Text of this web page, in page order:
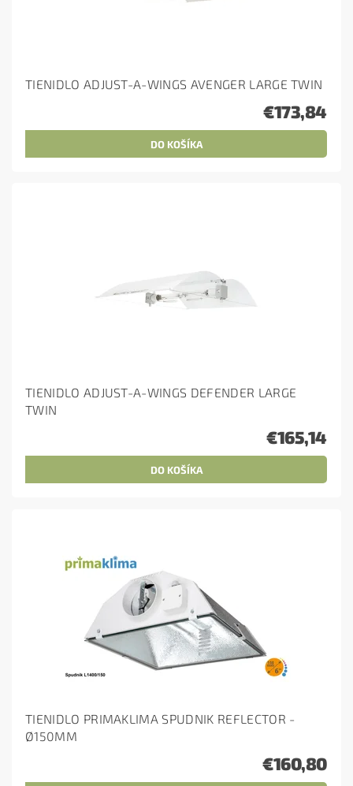
TIENIDLO ADJUST-A-WINGS AVENGER LARGE TWIN
€173,84
TIENIDLO ADJUST-A-WINGS DEFENDER LARGE
TWIN
€165,14
TIENIDLO PRIMAKLIMA SPUDNIK REFLECTOR -
Ø150MM
€160,80